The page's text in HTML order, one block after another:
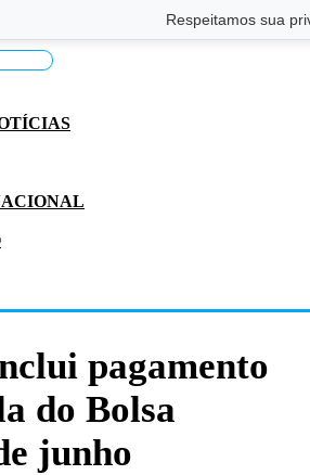
Respeitamos sua
pagamento
do Bolsa
junho